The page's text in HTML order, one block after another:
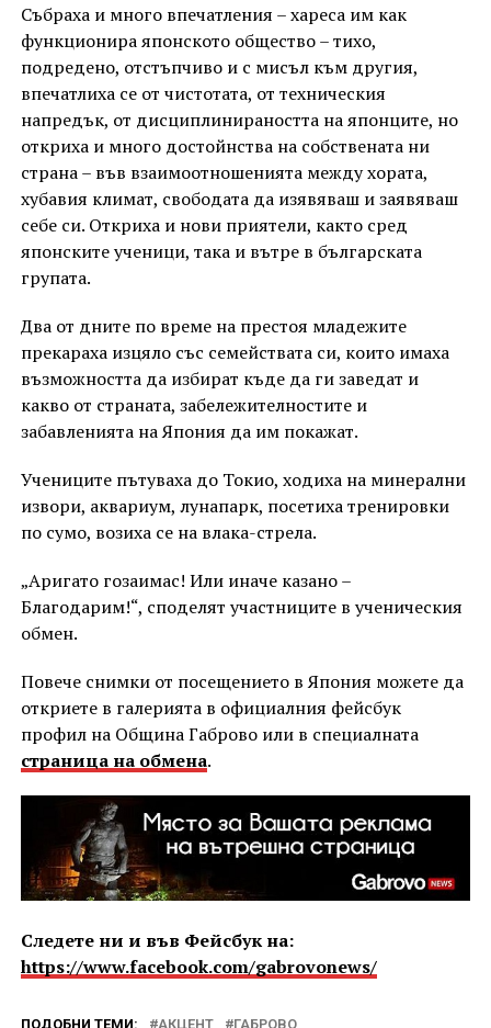
Събраха и много впечатления – хареса им как
функционира японското общество – тихо,
подредено, отстъпчиво и с мисъл към другия,
впечатлиха се от чистотата, от техническия
напредък, от дисциплинираността на японците, но
откриха и много достойнства на собствената ни
страна – във взаимоотношенията между хората,
хубавия климат, свободата да изявяваш и заявяваш
себе си. Откриха и нови приятели, както сред
японските ученици, така и вътре в българската
групата.
Два от дните по време на престоя младежите
прекараха изцяло със семействата си, които имаха
възможността да избират къде да ги заведат и
какво от страната, забележителностите и
забавленията на Япония да им покажат.
Учениците пътуваха до Токио, ходиха на минерални
извори, аквариум, лунапарк, посетиха тренировки
по сумо, возиха се на влака-стрела.
„Аригато гозаимас! Или иначе казано –
Благодарим!“, споделят участниците в ученическия
обмен.
Повече снимки от посещението в Япония можете да
откриете в галерията в официалния фейсбук
профил на Община Габрово или в специалната
страница на обмена.
Следете ни и във Фейсбук на:
https://www.facebook.com/gabrovonews/
ПОДОБНИ ТЕМИ: АКЦЕНТ ГАБРОВО